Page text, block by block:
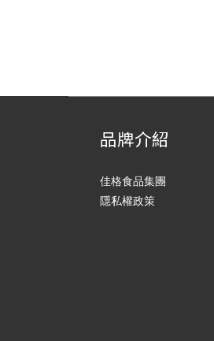
品牌介紹
佳格食品集團
隱私權政策